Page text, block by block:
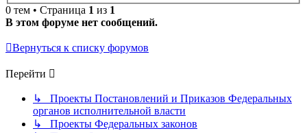
0 тем • Страница 1 из 1
В этом форуме нет сообщений.
Вернуться к списку форумов
Перейти
↳ Проекты Постановлений и Приказов Федеральных
органов исполнительной власти
↳ Проекты Федеральных законов